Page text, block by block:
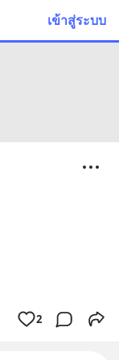
เข้าสู่ระบบ
2